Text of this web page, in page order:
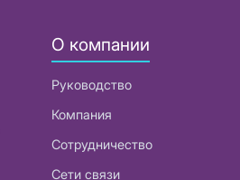
О компании
Руководство
Компания
Сотрудничество
Сети связи